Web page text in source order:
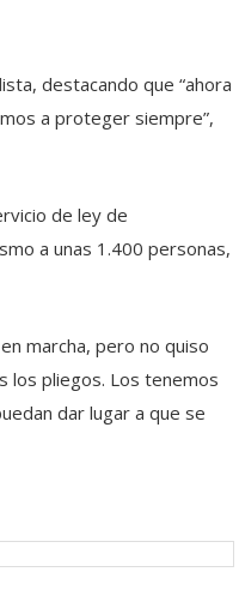
destacando que “ahora
a proteger siempre”,
de ley de
a unas 1.400 personas,
marcha, pero no quiso
los pliegos. Los tenemos
dar lugar a que se